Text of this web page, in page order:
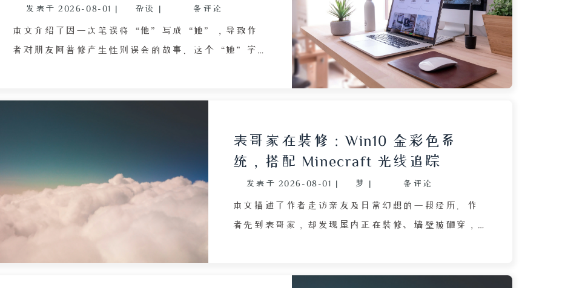
闲置电器为例的犀利反驳，并指出空气炸锅烹饪方式
火气更重，容易引发身体不适。最终，作者在母亲的
“太热气了”的终极判决下放弃购买念头。文章以轻
松幽默的笔触，记录了普通人在消费诱惑与健康顾
虑、家庭意见之间的心理拉扯，结尾点明家中没有空
发表于 2026-08-01 | 杂谈 | 条评论
本文介绍了因一次笔误将“他”写成“她”，导致作
者对朋友阿普修产生性别误会的故事。这个“她”字
的幻想。最终，作者将试探藏在玩笑中，对方仅以狗
头表情包回应，并坦白那确为笔误。文章探讨了误解
如何被日常包裹成“真理”，以及善意、好感与付出
之间的心理纠缠，也揭示了人们在面对真相时的怯懦
与挣扎，以及幻想阁楼中既当管理员又当囚徒的荒诞
表哥家在装修：Win10 金彩色系
统，搭配 Minecraft 光线追踪
发表于 2026-08-01 | 梦 | 条评论
本文描述了作者走访亲友及日常幻想的一段经历。作
者先到表哥家，却发现屋内正在装修、墙壁被砸穿，